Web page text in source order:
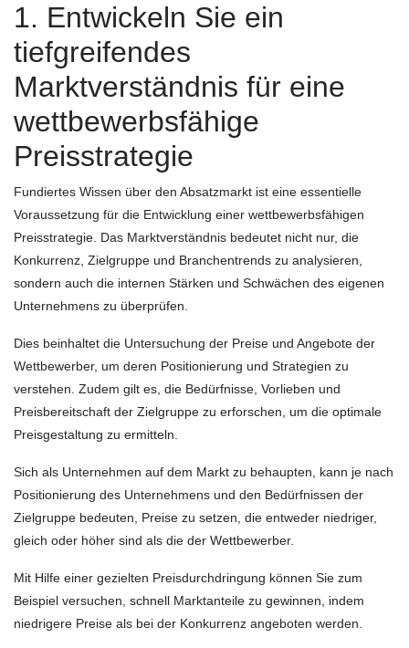
1. Entwickeln Sie ein
tiefgreifendes
Marktverständnis für eine
wettbewerbsfähige
Preisstrategie
Fundiertes Wissen über den Absatzmarkt ist eine essentielle
Voraussetzung für die Entwicklung einer wettbewerbsfähigen
Preisstrategie. Das Marktverständnis bedeutet nicht nur, die
Konkurrenz, Zielgruppe und Branchentrends zu analysieren,
sondern auch die internen Stärken und Schwächen des eigenen
Unternehmens zu überprüfen.
Dies beinhaltet die Untersuchung der Preise und Angebote der
Wettbewerber, um deren Positionierung und Strategien zu
verstehen. Zudem gilt es, die Bedürfnisse, Vorlieben und
Preisbereitschaft der Zielgruppe zu erforschen, um die optimale
Preisgestaltung zu ermitteln.
Sich als Unternehmen auf dem Markt zu behaupten, kann je nach
Positionierung des Unternehmens und den Bedürfnissen der
Zielgruppe bedeuten, Preise zu setzen, die entweder niedriger,
gleich oder höher sind als die der Wettbewerber.
Mit Hilfe einer gezielten Preisdurchdringung können Sie zum
Beispiel versuchen, schnell Marktanteile zu gewinnen, indem
niedrigere Preise als bei der Konkurrenz angeboten werden.